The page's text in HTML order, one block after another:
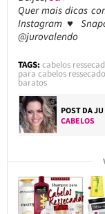
Quer mais dicas
Instagram ♥
@jurovalendo
TAGS: cabelos
para cabelos
baratos
POST DAJU
CABELOS